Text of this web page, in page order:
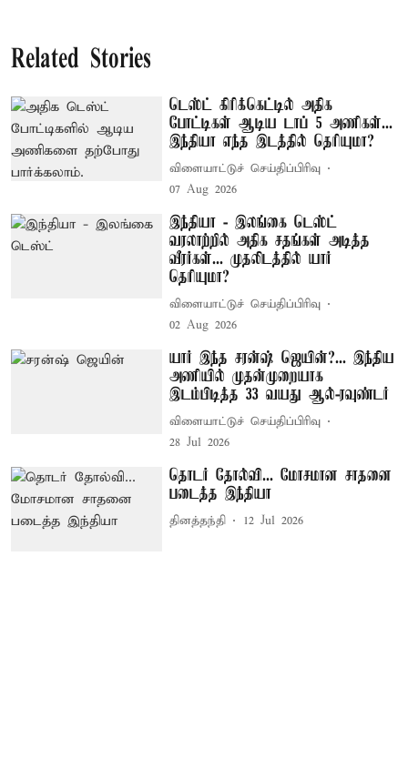
Related Stories
டெஸ்ட் கிரிக்கெட்டில் அதிக
போட்டிகள் ஆடிய டாப் 5 அணிகள்...
இந்தியா எந்த இடத்தில் தெரியுமா?
விளையாட்டுச் செய்திப்பிரிவு
07 Aug 2026
இந்தியா - இலங்கை டெஸ்ட்
வரலாற்றில் அதிக சதங்கள் அடித்த
வீரர்கள்... முதலிடத்தில் யார்
தெரியுமா?
விளையாட்டுச் செய்திப்பிரிவு
02 Aug 2026
யார் இந்த சரன்ஷ் ஜெயின்?... இந்திய
அணியில் முதன்முறையாக
இடம்பிடித்த 33 வயது ஆல்-ரவுண்டர்
விளையாட்டுச் செய்திப்பிரிவு
28 Jul 2026
தொடர் தோல்வி... மோசமான சாதனை
படைத்த இந்தியா
தினத்தந்தி 12 Jul 2026